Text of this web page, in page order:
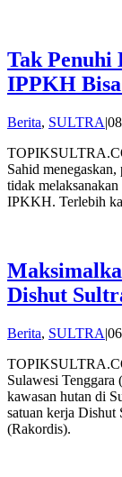
Tak Penuhi
IPPKH
Berita, SULTRA|
Sahid
tidak
IPKKH. Terlebih
Dishut
Berita, SULTRA|
Sulawesi Tenggara
kawasan hutan di
satuan kerja Dishut
(Rakordis).